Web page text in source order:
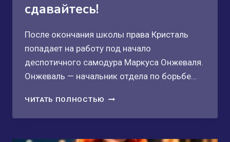
сдавайтесь!
После окончания школы права Кристаль
попадает на работу под начало
деспотичного самодура Маркуса Онжеваля.
Онжеваль — начальник отдела по борьбе…
ЧИТАТЬ ПОЛНОСТЬЮ ГОСПОДИН
СДАВАЙТЕСЬ!